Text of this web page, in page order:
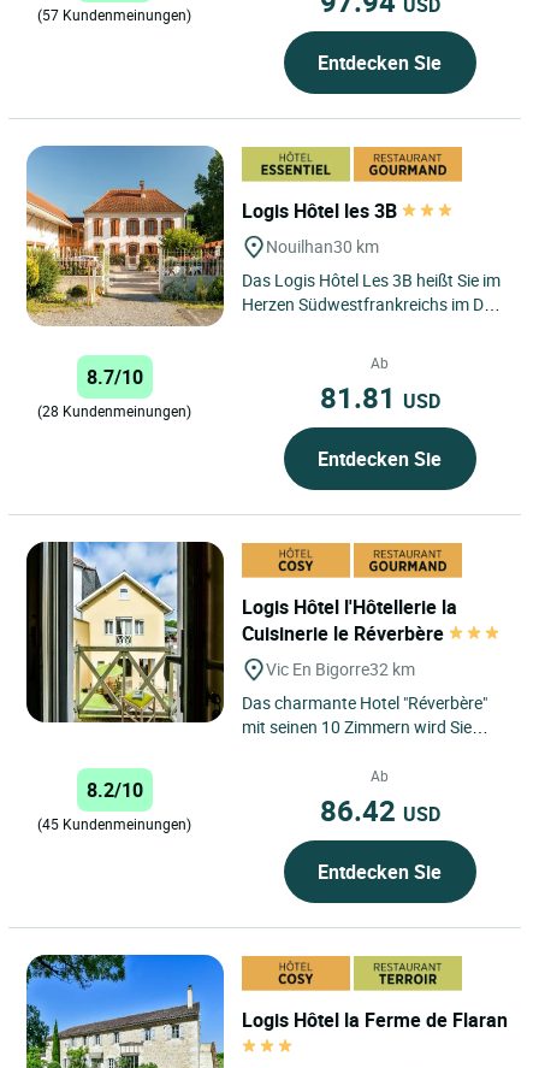
(57 Kundenmeinungen) USD
Entdecken Sie
Logis Hôtel les 3B
Nouilhan30 km
Das Logis Hôtel Les 3B heißt Sie im
Herzen Südwestfrankreichs im Dorf
von Tarbes, Maubourguet...
8.7/10
(28 Kundenmeinungen)
Ab
81.81 USD
Entdecken Sie
Logis Hôtel l'Hôtellerie la
Cuisinerie le Réverbère
Vic En Bigorre32 km
Das charmante Hotel "Réverbère"
mit seinen 10 Zimmern wird Sie
Ruhe und seine besondere...
8.2/10
(45 Kundenmeinungen)
Ab
86.42 USD
Entdecken Sie
Logis Hôtel la Ferme de Flaran